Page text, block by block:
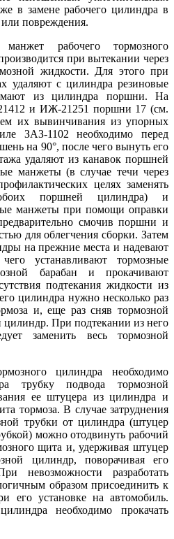
в замене рабочего цилиндра в
или повреждения.
рабочего тормозного
при вытекании через
жидкости. Для этого при
удаляют с цилиндра резиновые
из цилиндра поршни. На
и ИЖ-21251 поршни 17 (см.
их вывинчивания из упорных
ЗАЗ-1102 необходимо перед
на 90°, после чего вынуть его
удаляют из канавок поршней
манжеты (в случае течи через
целях заменять
поршней цилиндра) и
манжеты при помощи оправки
смочив поршни и
для облегчения сборки. Затем
на прежние места и надевают
устанавливают тормозные
барабан и прокачивают
подтекания жидкости из
цилиндра нужно несколько раз
и, еще раз сняв тормозной
цилиндр. При подтекании из него
заменить весь тормозной
цилиндра необходимо
трубку подвода тормозной
ее штуцера из цилиндра и
тормоза. В случае затруднения
трубки от цилиндра (штуцер
можно отодвинуть рабочий
щита и, удерживая штуцер
цилиндр, поворачивая его
невозможности разработать
образом присоединить к
его установке на автомобиль.
необходимо прокачать